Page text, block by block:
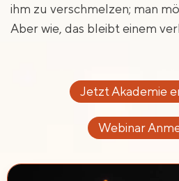
ihm zu verschmelzen; man
Aber wie, das bleibt einem
Jetzt Akademie
Webinar